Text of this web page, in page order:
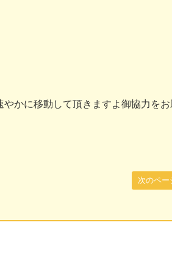
かに移動して頂きますよ御協力をお
次のペー